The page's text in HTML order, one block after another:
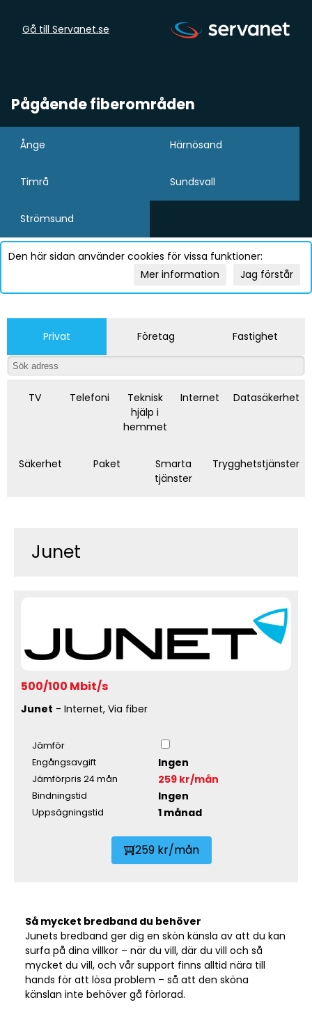
Gå till Servanet.se
Pågående fiberområden
Ånge Härnösand
Timrå Sundsvall
Strömsund
Den här sidan använder cookies för vissa funktioner:
Jag förstår
Mer information
Privat Företag Fastighet
TV Telefoni
Teknisk
hjälp i
hemmet
Internet Datasäkerhet
Säkerhet Paket
Smarta
tjänster
Trygghetstjänster
Junet
500/100 Mbit/s
Junet - Internet, Via fiber
Jämför
Engångsavgift
Ingen
Jämförpris 24 mån 259 kr/mån
Bindningstid Ingen
Uppsägningstid 1 månad
259 kr/mån
Så mycket bredband du behöver
Junets bredband ger dig en skön känsla av att du kan
surfa på dina villkor – när du vill, där du vill och så
mycket du vill, och vår support finns alltid nära till
hands för att lösa problem – så att den sköna
känslan inte behöver gå förlorad.